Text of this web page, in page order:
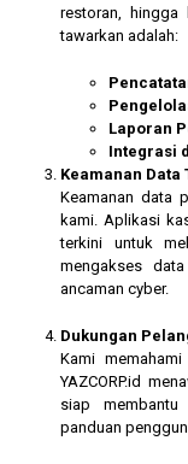
restoran, hingga
tawarkan adalah:
Laporan
Integrasi
Keamanan Data
Keamanan data
kami. Aplikasi
terkini untuk
mengakses
ancaman cyber.
Dukungan
Kami
YAZCORP.id
siap membantu
panduan